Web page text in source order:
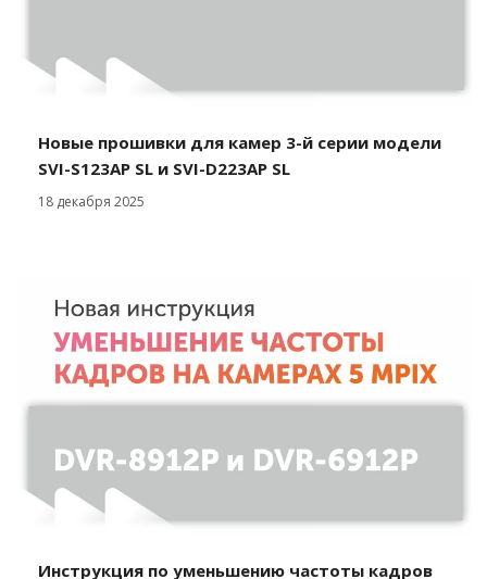
Новые прошивки для камер 3-й серии модели
SVI-S123AP SL и SVI-D223AP SL
18 декабря 2025
Инструкция по уменьшению частоты кадров